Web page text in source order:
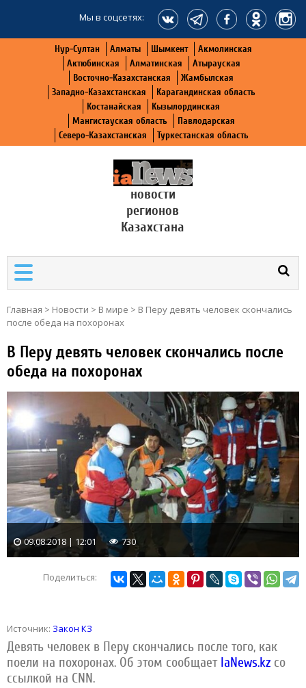
Мы в соцсетях:
Нур-Султан Алматы Шымкент
Акмолинская
Актюбинская
Алматинская
Атырауская
Восточно-Казахстанская
Жамбылская
Западно-Казахстанская
Карагандинская область
Костанайская
Кызылординская
Мангистауская область
Павлодарская
Северо-Казахстанская
Туркестанская область
новости
регионов
Казахстана
Главная > Новости > В мире > В Перу девять человек скончались
после обеда на похоронах
В Перу девять человек скончались после
обеда на похоронах
09.08.2018 | 12:01 730
Поделиться:
Источник: Закон КЗ
Девять человек в Перу скончались после того, как
поели на похоронах. Об этом сообщает IaNews.kz со
ссылкой на CNN.